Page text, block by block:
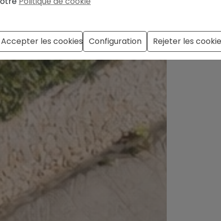
Accepter les cookies Configuration Rejeter les